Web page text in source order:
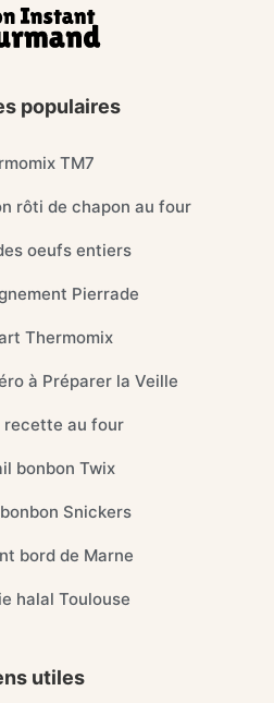
populaires
TM7
rôti de chapon au four
oeufs entiers
Pierrade
Thermomix
à Préparer la Veille
recette au four
bonbon Twix
Snickers
bord de Marne
halal Toulouse
utiles